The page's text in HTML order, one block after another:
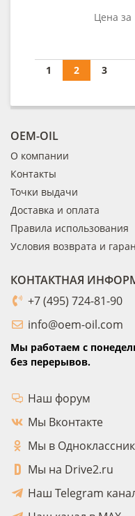
Цена за
1 2 3
OEM-OIL
О компании
Контакты
Точки выдачи
Доставка и оплата
Правила использования
Условия возврата и
КОНТАКТНАЯ
+7 (495) 724-81-90
info@oem-oil.com
Мы работаем с
без перерывов.
Наш форум
Мы Вконтакте
Мы в
Мы на Drive2.ru
Наш Telegram